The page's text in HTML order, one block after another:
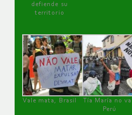
defiende su
territorio
Vale mata, Brasil
Tía María no
Perú